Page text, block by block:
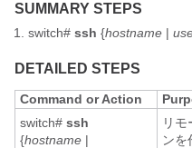
SUMMARY STEPS
switch# ssh {hostname |
DETAILED STEPS
Command or Action
switch# ssh
{hostname |
リ
ンを